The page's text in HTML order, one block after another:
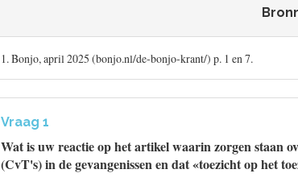
1. Bonjo, april 2025 (bonjo.nl/de-bonjo-krant/) p. 1 en 7.
Vraag 1
Wat is uw reactie op het artikel waarin zorgen staan
(CvT's) in de gevangenissen en dat «toezicht op het